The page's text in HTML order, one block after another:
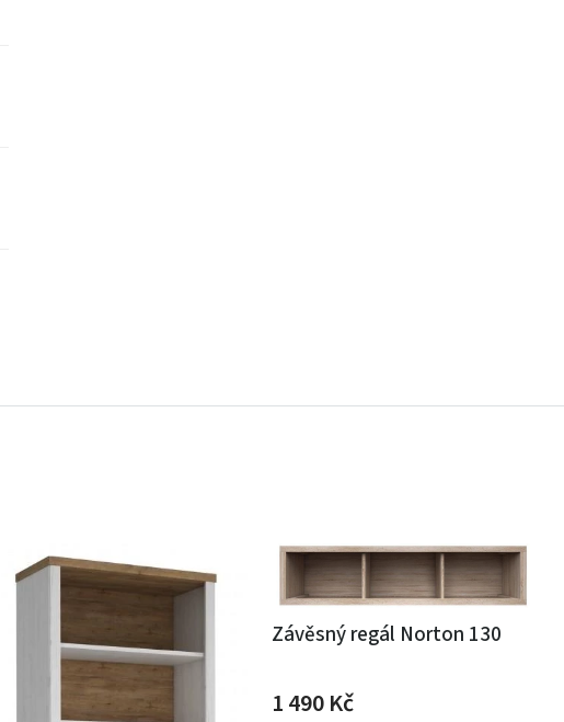
Závěsný regál Norton 130
1 490Kč